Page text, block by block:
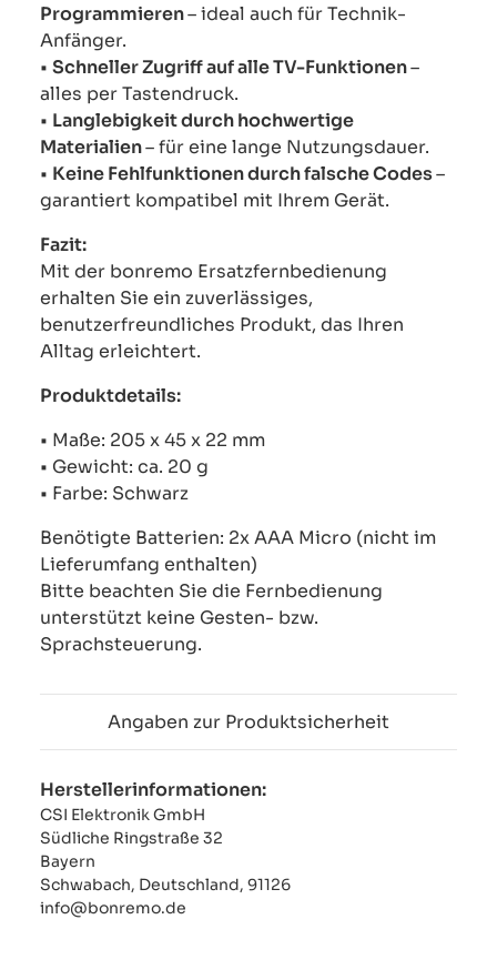
Programmieren– ideal auch für Technik-
Anfänger.
• Schneller Zugriff auf alle TV-Funktionen–
alles per Tastendruck.
• Langlebigkeit durch hochwertige
Materialien– für eine lange Nutzungsdauer.
• Keine Fehlfunktionen durch falsche Codes–
garantiert kompatibel mit Ihrem Gerät.
Fazit:
Mit der bonremo Ersatzfernbedienung
erhalten Sie ein zuverlässiges,
benutzerfreundliches Produkt, das Ihren
Alltag erleichtert.
Produktdetails:
• Maße: 205 x 45 x 22 mm
• Gewicht: ca. 20 g
• Farbe: Schwarz
Benötigte Batterien: 2x AAA Micro (nicht im
Lieferumfang enthalten)
Bitte beachten Sie die Fernbedienung
unterstützt keine Gesten- bzw.
Sprachsteuerung.
Angaben zur Produktsicherheit
Herstellerinformationen:
CSI Elektronik GmbH
Südliche Ringstraße 32
Bayern
Schwabach, Deutschland, 91126
info@bonremo.de